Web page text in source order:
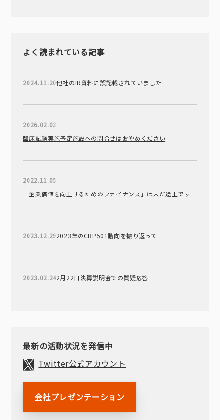
よく読まれている記事
2024.11.20他社のIR資料に誤記載されていました
2026.02.03
臨床試験実施予定施設への問合せはおやめください
2022.11.05
「企業価値を向上するためのファイナンス」は未だ途上です
2023.12.292023年のCBP501動向を振り返って
2023.02.242月22日決算説明会での質疑応答
最新の活動状況を発信中
Twitter公式アカウント
会社プレゼンテーション